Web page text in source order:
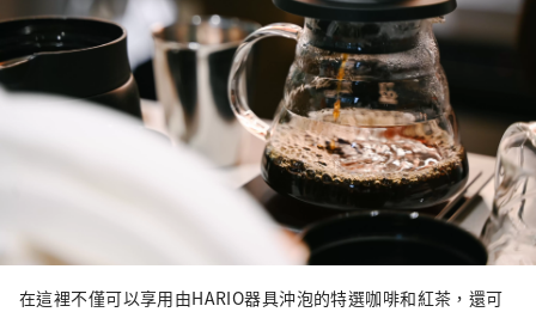
在這裡不僅可以享用由HARIO器具沖泡的特選咖啡和紅茶，還可